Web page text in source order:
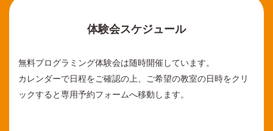
体験会スケジュール
無料プログラミング体験会は随時開催しています。
カレンダーで日程をご確認の上、ご希望の教室の日時をクリ
ックすると専用予約フォームへ移動します。